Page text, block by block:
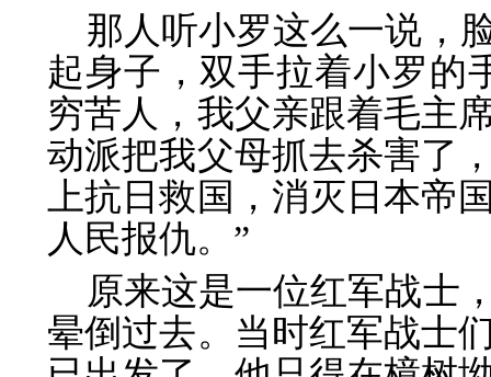
那人听小罗这么一说，
起身子，双手拉着小罗的
穷苦人，我父亲跟着毛主
动派把我父母抓去杀害了
上抗日救国，消灭日本帝
人民报仇。”
原来这是一位红军战士
晕倒过去。当时红军战士